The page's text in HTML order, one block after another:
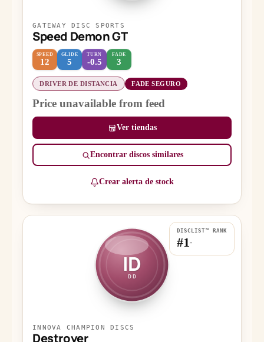
GATEWAY DISC SPORTS
Speed Demon GT
SPEED
12
GLIDE
5
TURN
-0.5
FADE
3
DRIVER DE DISTANCIA FADE SEGURO
Price unavailable from feed
Ver tiendas
Encontrar discos similares
Crear alerta de stock
ID
DD
DISCLIST™ RANK
#1-
INNOVA CHAMPION DISCS
Destroyer